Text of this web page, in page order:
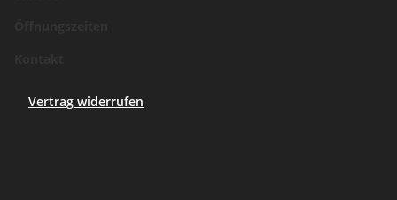
Vertrag widerrufen